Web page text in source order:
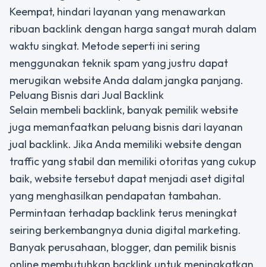
Keempat, hindari layanan yang menawarkan
ribuan backlink dengan harga sangat murah dalam
waktu singkat. Metode seperti ini sering
menggunakan teknik spam yang justru dapat
merugikan website Anda dalam jangka panjang.
Peluang Bisnis dari Jual Backlink
Selain membeli backlink, banyak pemilik website
juga memanfaatkan peluang bisnis dari layanan
jual backlink. Jika Anda memiliki website dengan
traffic yang stabil dan memiliki otoritas yang cukup
baik, website tersebut dapat menjadi aset digital
yang menghasilkan pendapatan tambahan.
Permintaan terhadap backlink terus meningkat
seiring berkembangnya dunia digital marketing.
Banyak perusahaan, blogger, dan pemilik bisnis
online membutuhkan backlink untuk meningkatkan